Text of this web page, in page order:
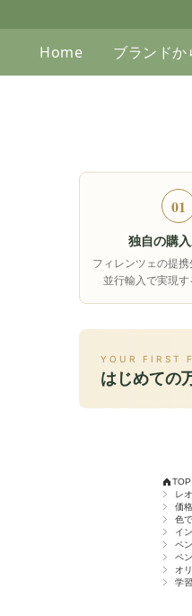
Home ブランドか
01
独自の購
フィレンツェの提携
並行輸入で実現す
YOUR FIRST
はじめての
TOP
レ
価
色
イ
ペ
ペ
オ
学